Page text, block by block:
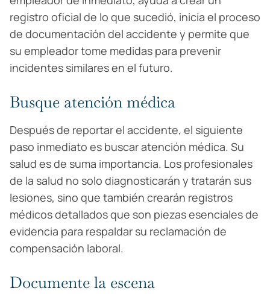
registro oficial de lo que sucedió, inicia el proceso
de documentación del accidente y permite que
su empleador tome medidas para prevenir
incidentes similares en el futuro.
Busque atención médica
Después de reportar el accidente, el siguiente
paso inmediato es buscar atención médica. Su
salud es de suma importancia. Los profesionales
de la salud no solo diagnosticarán y tratarán sus
lesiones, sino que también crearán registros
médicos detallados que son piezas esenciales de
evidencia para respaldar su reclamación de
compensación laboral.
Documente la escena